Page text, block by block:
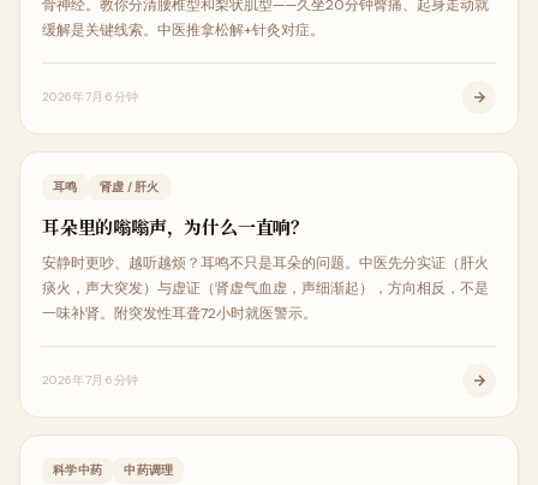
骨神经。教你分清腰椎型和梨状肌型——久坐20分钟臀痛、起身走动就
缓解是关键线索。中医推拿松解+针灸对症。
2026年7月6分钟
内科调理
耳鸣 肾虚 / 肝火
耳朵里的嗡嗡声，为什么一直响？
安静时更吵、越听越烦？耳鸣不只是耳朵的问题。中医先分实证（肝火
痰火，声大突发）与虚证（肾虚气血虚，声细渐起），方向相反，不是
一味补肾。附突发性耳聋72小时就医警示。
2026年7月6分钟
中医治疗
科学中药 中药调理